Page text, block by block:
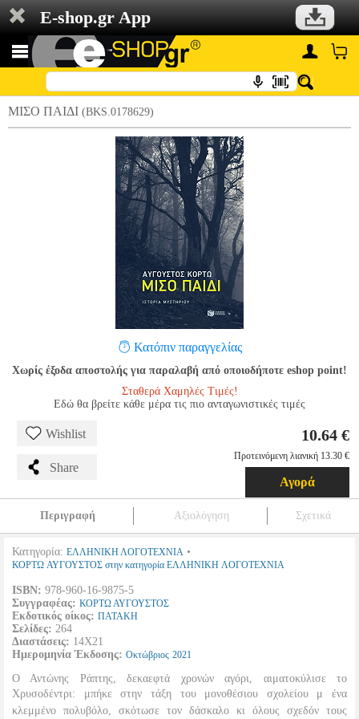
E-shop.gr App
ΜΙΣΟ ΠΑΙΔΙ (BKS.0178629)
Κατόπιν παραγγελίας
Χωρίς έξοδα αποστολής για παραλαβή από οποιοδήποτε eshop point!
Σταθερά Χαμηλές Τιμές!
Εδώ θα βρείτε κάθε μέρα τις πιο ανταγωνιστικές τιμές
Wishlist
Share
10.64 €
Προτεινόμενη λιανική 13.30 €
Αγορά
Περιγραφή Αξιολόγηση Σχετικά
Κατηγορία: ΕΛΛΗΝΙΚΗ ΛΟΓΟΤΕΧΝΙΑ •
ΚΟΡΤΩ ΑΥΓΟΥΣΤΟΣ στην κατηγορία ΕΛΛΗΝΙΚΗ ΛΟΓΟΤΕΧΝΙΑ
ISBN: 978-960-16-9875-5
Συγγραφέας: ΚΟΡΤΩ ΑΥΓΟΥΣΤΟΣ
Εκδοτικός οίκος: ΠΑΤΑΚΗ
Σελίδες: 264
Διαστάσεις: 14Χ21
Ημερομηνία Έκδοσης: Οκτώβριος 2021
Ο Αντώνης Ράπτης, δεκαεφτά χρονών αγόρι, αιματοκύλισε το
Χρυσοδέντρι: μπήκε στην τάξη του μονοθέσιου σχολείου μ ένα
κλεμμένο πολυβόλο, σκότωσε τον δάσκαλο κι όλους σχεδόν τους